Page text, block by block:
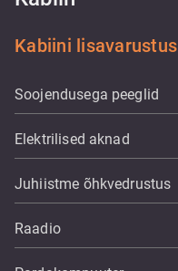
Kabiini lisavarustus
Soojendusega peeglid
Elektrilised aknad
Juhiistme õhkvedrustus
Raadio